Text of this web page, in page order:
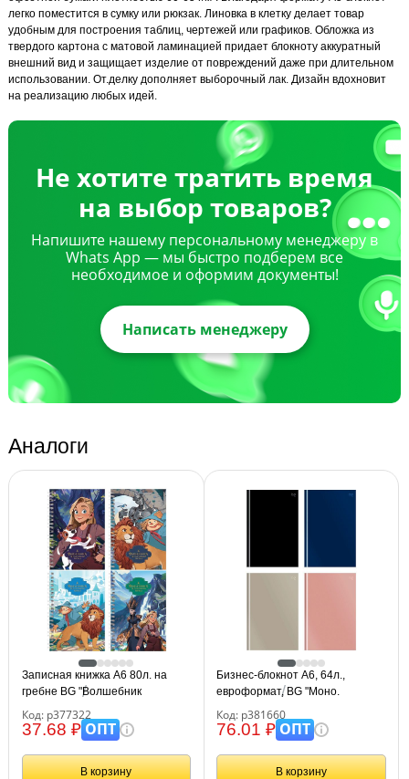
легко поместится в сумку или рюкзак. Линовка в клетку делает товар
удобным для построения таблиц, чертежей или графиков. Обложка из
твердого картона с матовой ламинацией придает блокноту аккуратный
внешний вид и защищает изделие от повреждений даже при длительном
использовании. От.делку дополняет выборочный лак. Дизайн вдохновит
на реализацию любых идей.
Не хотите тратить время
на выбор товаров?
Напишите нашему персональному менеджеру в
Whats App — мы быстро подберем все
необходимое и оформим документы!
Написать менеджеру
Аналоги
Записная книжка А6 80л. на
гребне BG "Волшебник
Код: р377322
37.68 ₽ОПТ
В корзину
Бизнес-блокнот А6, 64л.,
евроформат, BG "Моно.
ламинация
Код: р381660
76.01 ₽ОПТ
В корзину